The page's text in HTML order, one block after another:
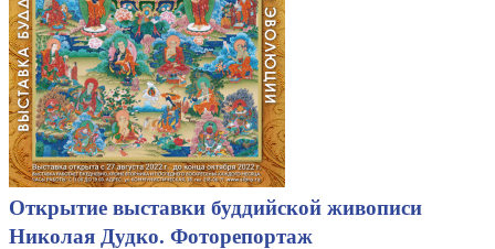
Открытие выставки буддийской живописи
Николая Дудко. Фоторепортаж